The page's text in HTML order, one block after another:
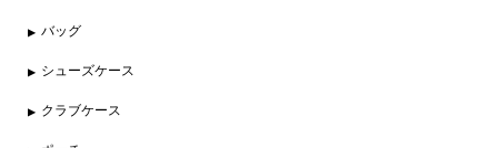
バッグ
シューズケース
クラブケース